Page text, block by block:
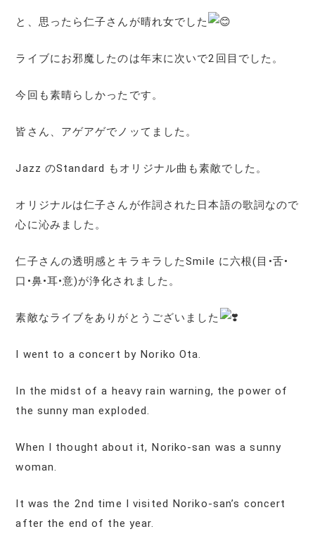
と、思ったら仁子さんが晴れ女でした
ライブにお邪魔したのは年末に次いで2回目でした。
今回も素晴らしかったです。
皆さん、アゲアゲでノッてました。
Jazz のStandard もオリジナル曲も素敵でした。
オリジナルは仁子さんが作詞された日本語の歌詞なので
心に沁みました。
仁子さんの透明感とキラキラしたSmile に六根(目•舌•
口•鼻•耳•意)が浄化されました。
素敵なライブをありがとうございました
I went to a concert by Noriko Ota.
In the midst of a heavy rain warning, the power of
the sunny man exploded.
When I thought about it, Noriko-san was a sunny
woman.
It was the 2nd time I visited Noriko-san’s concert
after the end of the year.